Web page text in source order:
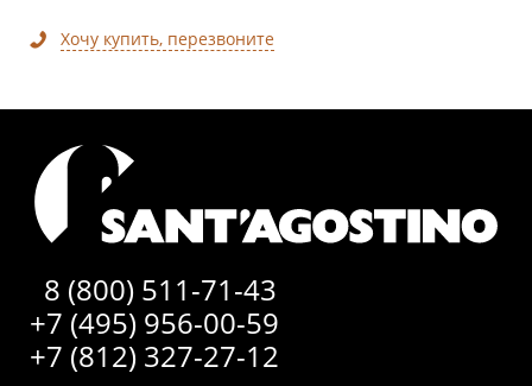
Хочу купить, перезвоните
8 (800) 511-71-43
+7 (495) 956-00-59
+7 (812) 327-27-12